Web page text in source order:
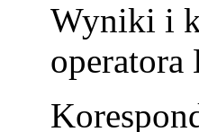
Wyniki i